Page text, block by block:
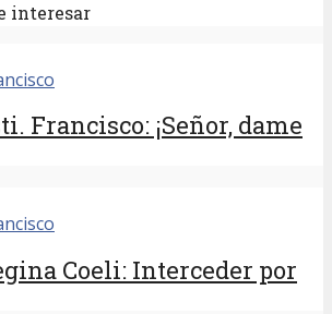
interesar
Francisco: ¡Señor, dame
Coeli: Interceder por